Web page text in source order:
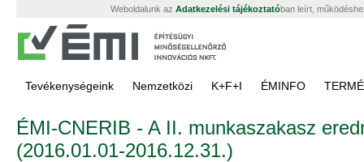
Weboldalunk az Adatkezelési tájékoztatóban leírt,
Tevékenységeink Nemzetközi K+F+I ÉMINFO
ÉMI-CNERIB - A II. munkaszakasz
(2016.01.01-2016.12.31.)